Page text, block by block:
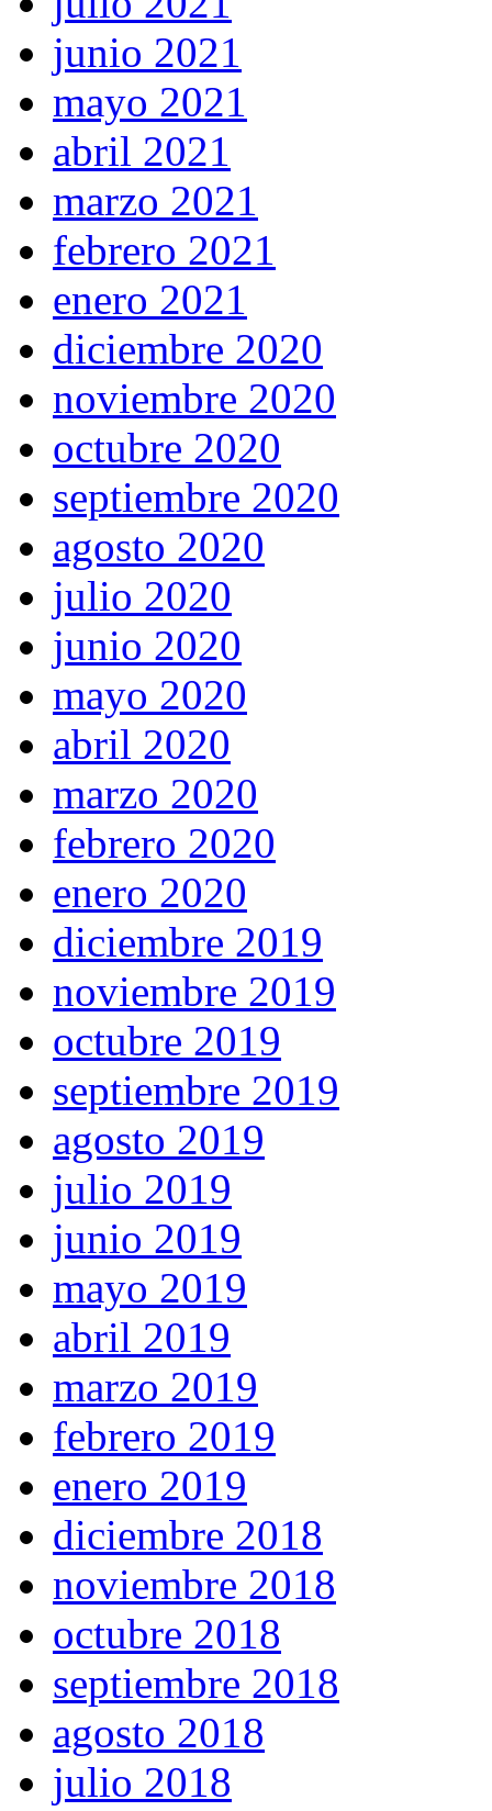
junio 2021
mayo 2021
abril 2021
marzo 2021
febrero 2021
enero 2021
diciembre 2020
noviembre 2020
octubre 2020
septiembre 2020
agosto 2020
julio 2020
junio 2020
mayo 2020
abril 2020
marzo 2020
febrero 2020
enero 2020
diciembre 2019
noviembre 2019
octubre 2019
septiembre 2019
agosto 2019
julio 2019
junio 2019
mayo 2019
abril 2019
marzo 2019
febrero 2019
enero 2019
diciembre 2018
noviembre 2018
octubre 2018
septiembre 2018
agosto 2018
julio 2018